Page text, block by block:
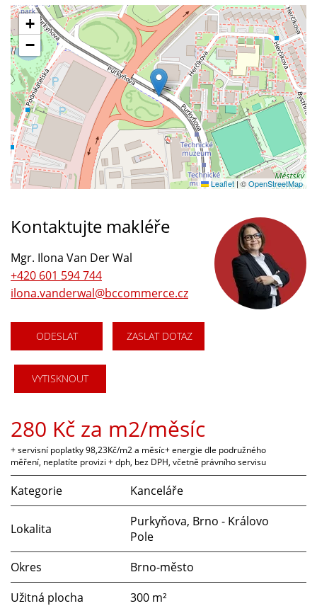
+
−
Leaflet | ©OpenStreetMap
Kontaktujte makléře
Mgr. Ilona Van Der Wal
+420 601 594 744
ilona.vanderwal@bccommerce.cz
ODESLAT ZASLAT DOTAZ
VYTISKNOUT
280 Kč za m2/měsíc
+ servisní poplatky 98,23Kč/m2 a měsíc+ energie dle podružného
měření, neplatíte provizi + dph, bez DPH, včetně právního servisu
Kategorie Kanceláře
Lokalita
Purkyňova, Brno - Královo
Pole
Okres
Brno-město
Užitná plocha
300 m²